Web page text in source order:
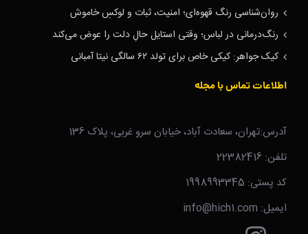
روان‌شناسی رنگ قهوه‌ای؛ امنیت، ثبات و لوکسِ خاموش
رنگ‌درمانی در لباس؛ وقتی استایل حالِ دلت را عوض می‌کند
کیک جواهر: کیکی خاص برای تولد ۶۲ سالگی نیتا آمبانی
اطلاعات تماس با مجله
آدرس:تهران، سعادت آباد، خیابان سرو غربی، پلاک 136
تلفن: 22382416
کد پستی: 1998993345
ایمیل: info@hich1.com